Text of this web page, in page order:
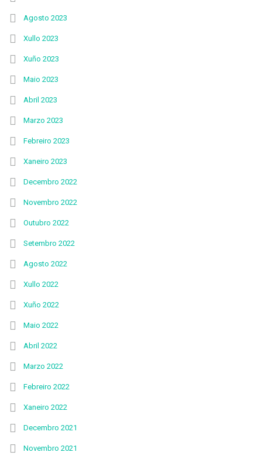
Agosto 2023
Xullo 2023
Xuño 2023
Maio 2023
Abril 2023
Marzo 2023
Febreiro 2023
Xaneiro 2023
Decembro 2022
Novembro 2022
Outubro 2022
Setembro 2022
Agosto 2022
Xullo 2022
Xuño 2022
Maio 2022
Abril 2022
Marzo 2022
Febreiro 2022
Xaneiro 2022
Decembro 2021
Novembro 2021